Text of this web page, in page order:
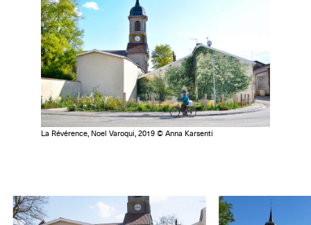
La Révérence, Noel Varoqui, 2019 © Anna Karsenti